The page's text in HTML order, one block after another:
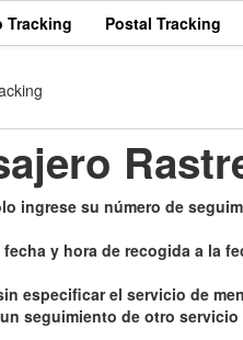
Tracking Postal Tracking
ingrese su número de
y hora de recogida a la
especificar el servicio de
seguimiento de otro